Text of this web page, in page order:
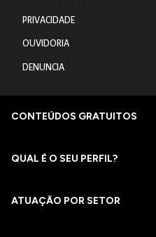
PRIVACIDADE
OUVIDORIA
DENUNCIA
CONTEÚDOS GRATUITOS
QUAL É O SEU PERFIL?
ATUAÇÃO POR SETOR